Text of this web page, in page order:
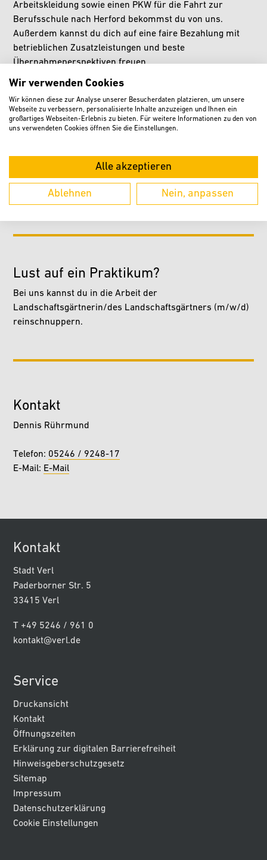
Arbeitskleidung sowie einen PKW für die Fahrt zur
Berufsschule nach Herford bekommst du von uns.
Außerdem kannst du dich auf eine faire Bezahlung mit
betrieblichen Zusatzleistungen und beste
Übernahmeperspektiven freuen.
Ausbildungsberufe an:
Landschaftsgärtner (m/w/d)
Lust auf ein Praktikum?
Bei uns kannst du in die Arbeit der
Landschaftsgärtnerin/des Landschaftsgärtners (m/w/d)
reinschnuppern.
Kontakt
Dennis Rührmund
Telefon: 05246 / 9248-17
E-Mail: E-Mail
Kontakt
Stadt Verl
Paderborner Str. 5
33415 Verl
T +49 5246 / 961 0
kontakt@verl.de
Service
Druckansicht
Kontakt
Öffnungszeiten
Erklärung zur digitalen Barrierefreiheit
Hinweisgeberschutzgesetz
Sitemap
Impressum
Datenschutzerklärung
Cookie Einstellungen
Wir verwenden Cookies
Wir können diese zur Analyse unserer Besucherdaten platzieren, um unsere
Webseite zu verbessern, personalisierte Inhalte anzuzeigen und Ihnen ein
großartiges Webseiten-Erlebnis zu bieten. Für weitere Informationen zu den von
uns verwendeten Cookies öffnen Sie die Einstellungen.
Alle akzeptieren
Ablehnen Nein, anpassen